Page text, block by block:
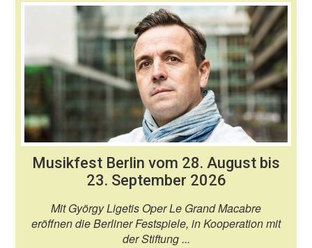
Musikfest Berlin vom 28. August bis
23. September 2026
Mit György Ligetis Oper Le Grand Macabre
eröffnen die Berliner Festspiele, in Kooperation mit
der Stiftung ...